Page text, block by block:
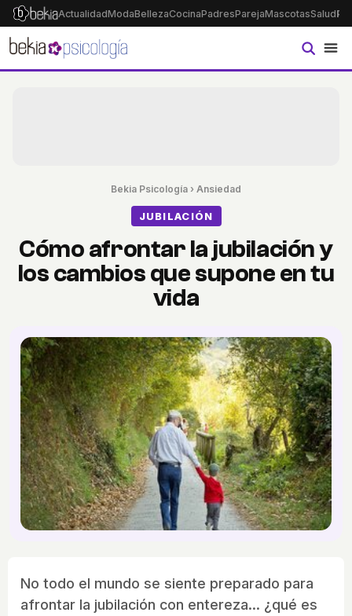
ActualidadModaBellezaCocinaPadresParejaMascotasSalud
Bekia Psicología › Ansiedad
JUBILACIÓN
Cómo afrontar la jubilación y
los cambios que supone en tu
vida
No todo el mundo se siente preparado para
afrontar la jubilación con entereza... ¿qué es